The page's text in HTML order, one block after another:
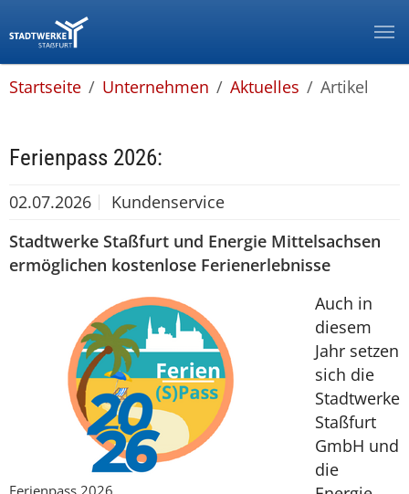
Zur Hauptnavigation springen
Zum Hauptinhalt springen
Zum Footer springen
Zur Info-Navigation springen
You are here:
Startseite Unternehmen Aktuelles Artikel
Ferienpass 2026:
02.07.2026
Kundenservice
Stadtwerke Staßfurt und Energie Mittelsachsen
ermöglichen kostenlose Ferienerlebnisse
Ferienpass 2026
Auch in
diesem
Jahr setzen
sich die
Stadtwerke
Staßfurt
GmbH und
die